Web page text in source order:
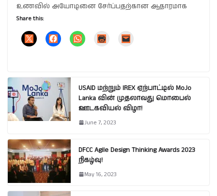
உணவில் அயோடினை சேர்ப்பதற்கான ஆதாரமாக
Share this:
USAID மற்றும் IREX ஏற்பாட்டில் MoJo
Lanka வின் முதலாவது மொபைல்
ஊடகவியல் விழா!
June 7, 2023
DFCC Agile Design Thinking Awards 2023
நிகழ்வு!
May 16, 2023